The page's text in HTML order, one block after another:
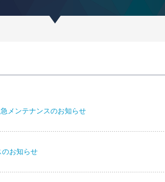
メンテナンスのお知らせ
のお知らせ